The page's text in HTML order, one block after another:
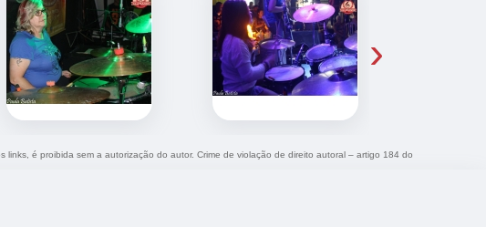
›
é proibida sem a autorização do autor. Crime de violação de direito autoral – artigo 184 do